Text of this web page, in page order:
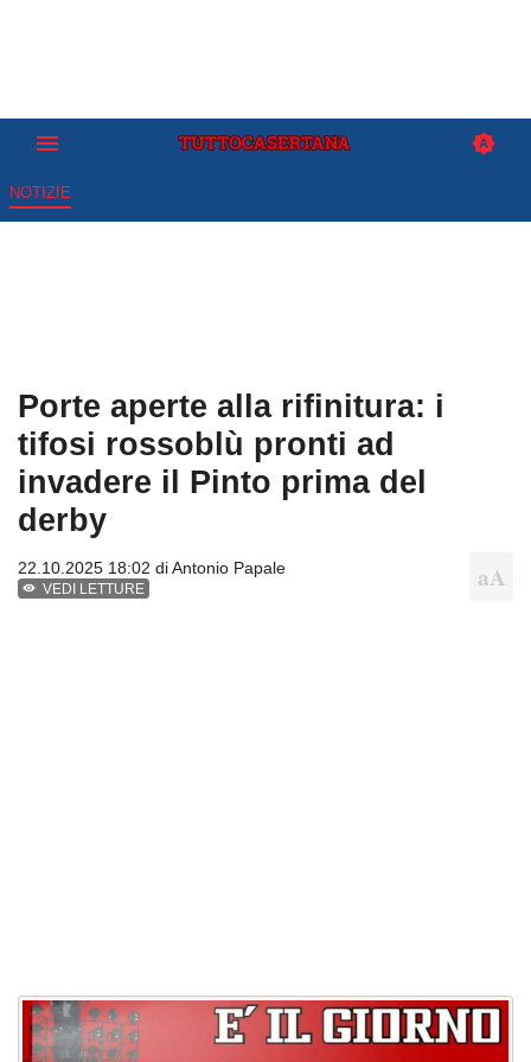
NOTIZIE
Porte aperte alla rifinitura: i
tifosi rossoblù pronti ad
invadere il Pinto prima del
derby
22.10.2025 18:02 diAntonio Papale
VEDI LETTURE